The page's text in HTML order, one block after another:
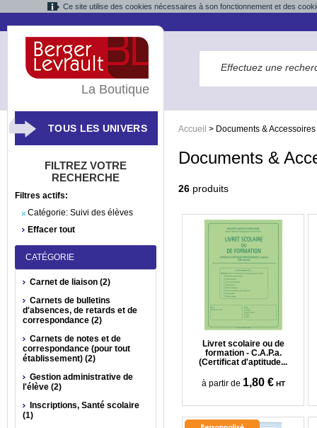
Ce site utilise des cookies nécessaires à son fonctionnement et des
Accueil > Documents & Accessoires
Documents &
26 produits
Livret scolaire ou de
formation - C.A.P.a.
(Certificat d'aptitude...
à partir de 1,80 € HT
La Boutique
TOUS LES UNIVERS
FILTREZ VOTRE
RECHERCHE
Filtres actifs:
Catégorie: Suivi des élèves
Effacer tout
CATÉGORIE
Carnet de liaison (2)
Carnets de bulletins
d'absences, de retards et de
correspondance (2)
Carnets de notes et de
correspondance (pour tout
établissement) (2)
Gestion administrative de
l'élève (2)
Inscriptions, Santé scolaire
(1)